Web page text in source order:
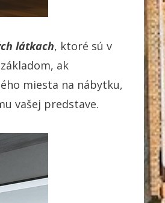
látkach, ktoré sú v
ak
miesta na nábytku,
vašej predstave.